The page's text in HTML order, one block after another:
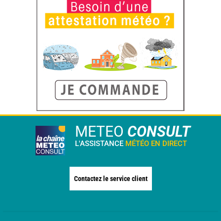
METEO CONSULT
L'ASSISTANCE MÉTÉO EN DIRECT
Contactez le service client